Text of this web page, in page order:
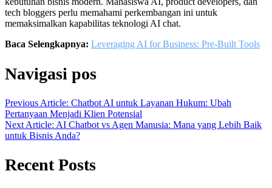
tech bloggers perlu memahami perkembangan ini untuk
memaksimalkan kapabilitas teknologi AI chat.
Baca Selengkapnya: Leveraging AI for Business: Pre-Built Tools
Navigasi pos
Previous Article: Chatbot AI untuk Layanan Hukum: Ubah
Pertanyaan Menjadi Klien Potensial
Next Article: AI Chatbot vs Agen Manusia: Mana yang Lebih Baik
untuk Bisnis Anda?
Recent Posts